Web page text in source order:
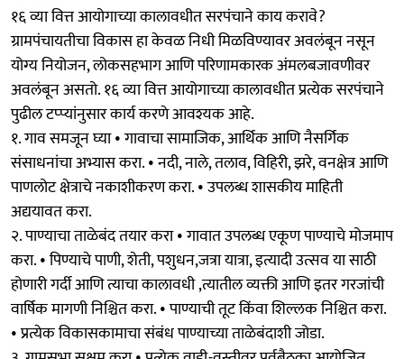
१६ व्या वित्त आयोगाच्या कालावधीत सरपंचाने काय करावे?
ग्रामपंचायतीचा विकास हा केवळ निधी मिळविण्यावर अवलंबून नसून
योग्य नियोजन, लोकसहभाग आणि परिणामकारक अंमलबजावणीवर
अवलंबून असतो. १६ व्या वित्त आयोगाच्या कालावधीत प्रत्येक सरपंचाने
पुढील टप्प्यांनुसार कार्य करणे आवश्यक आहे.
१. गाव समजून घ्या • गावाचा सामाजिक, आर्थिक आणि नैसर्गिक
संसाधनांचा अभ्यास करा. • नदी, नाले, तलाव, विहिरी, झरे, वनक्षेत्र आणि
पाणलोट क्षेत्राचे नकाशीकरण करा. • उपलब्ध शासकीय माहिती
अद्ययावत करा.
२. पाण्याचा ताळेबंद तयार करा • गावात उपलब्ध एकूण पाण्याचे मोजमाप
करा. • पिण्याचे पाणी, शेती, पशुधन,जत्रा यात्रा, इत्यादी उत्सव या साठी
होणारी गर्दी आणि त्याचा कालावधी ,त्यातील व्यक्ती आणि इतर गरजांची
वार्षिक मागणी निश्चित करा. • पाण्याची तूट किंवा शिल्लक निश्चित करा.
• प्रत्येक विकासकामाचा संबंध पाण्याच्या ताळेबंदाशी जोडा.